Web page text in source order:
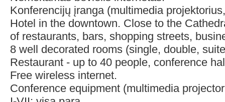
Konferencijų įranga (multimedia
Hotel in the downtown. Close to the
of restaurants, bars, shopping streets,
8 well decorated rooms (single, double,
Restaurant - up to 40 people, conference
Free wireless internet.
Conference equipment (multimedia